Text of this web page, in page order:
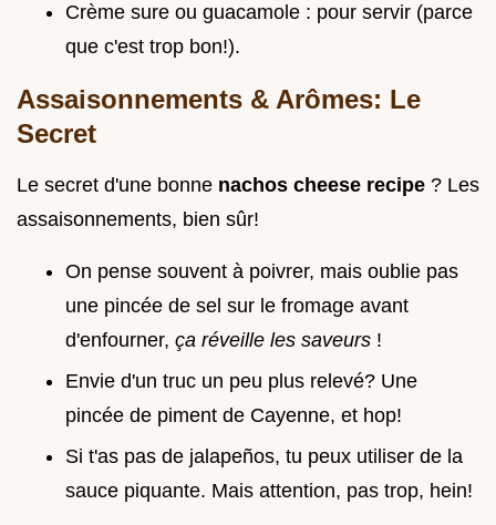
Crème sure ou guacamole : pour servir (parce
que c'est trop bon!).
Assaisonnements & Arômes: Le
Secret
Le secret d'une bonne nachos cheese recipe ? Les
assaisonnements, bien sûr!
On pense souvent à poivrer, mais oublie pas
une pincée de sel sur le fromage avant
d'enfourner, ça réveille les saveurs !
Envie d'un truc un peu plus relevé? Une
pincée de piment de Cayenne, et hop!
Si t'as pas de jalapeños, tu peux utiliser de la
sauce piquante. Mais attention, pas trop, hein!